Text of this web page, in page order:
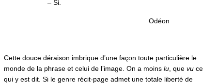
– Si.
Odéon
Cette douce déraison imbrique d’une façon toute particulière le
monde de la phrase et celui de l’image. On a moins lu , que vu ce
qui y est dit. Si le genre récit-page admet une totale liberté de